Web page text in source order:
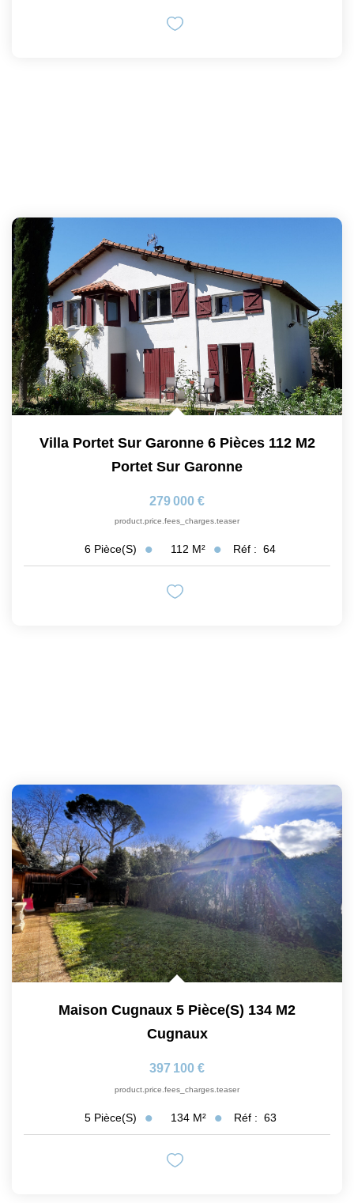
Villa Portet Sur Garonne 6 Pièces 112 M2
Portet Sur Garonne
279 000 €
product.price.fees_charges.teaser
6 Pièce(s) 112 M² Réf : 64
Maison Cugnaux 5 Pièce(s) 134 M2
Cugnaux
397 100 €
product.price.fees_charges.teaser
5 Pièce(s) 134 M² Réf : 63